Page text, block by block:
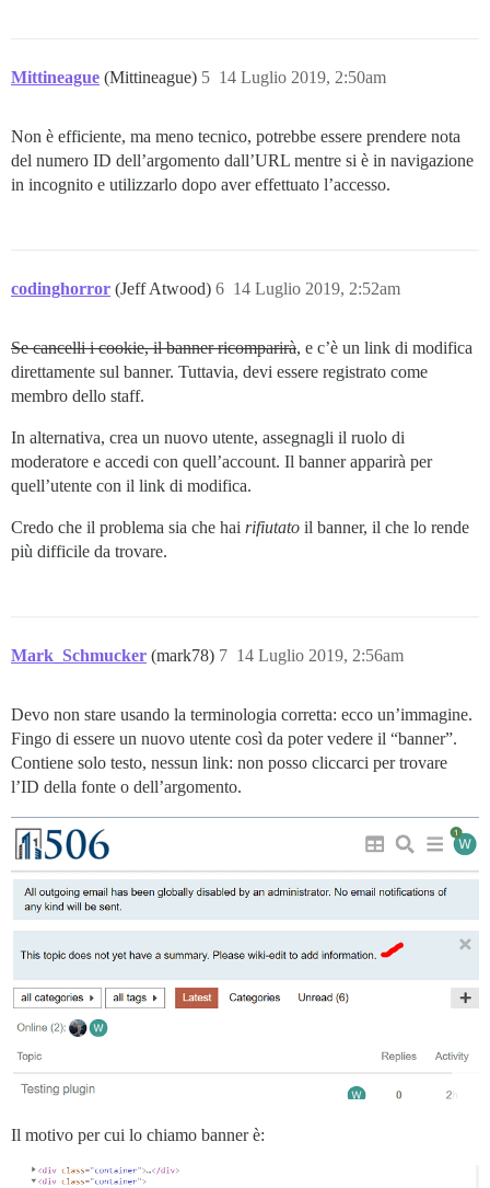
Mittineague (Mittineague) 14 Luglio 2019, 2:50am
5
Non è efficiente, ma meno tecnico, potrebbe essere prendere nota
del numero ID dell’argomento dall’URL mentre si è in navigazione
in incognito e utilizzarlo dopo aver effettuato l’accesso.
codinghorror (Jeff Atwood) 14 Luglio 2019, 2:52am
6
Se cancelli i cookie, il banner ricomparirà, e c’è un link di modifica
direttamente sul banner. Tuttavia, devi essere registrato come
membro dello staff.
In alternativa, crea un nuovo utente, assegnagli il ruolo di
moderatore e accedi con quell’account. Il banner apparirà per
quell’utente con il link di modifica.
Credo che il problema sia che hai rifiutato il banner, il che lo rende
più difficile da trovare.
Mark_Schmucker (mark78) 14 Luglio 2019, 2:56am
7
Devo non stare usando la terminologia corretta: ecco un’immagine.
Fingo di essere un nuovo utente così da poter vedere il “banner”.
Contiene solo testo, nessun link: non posso cliccarci per trovare
l’ID della fonte o dell’argomento.
Il motivo per cui lo chiamo banner è: